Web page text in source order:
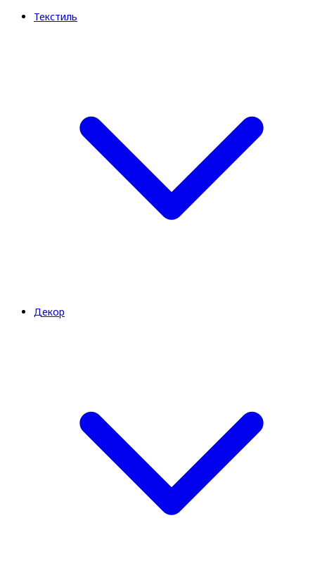
Текстиль
Декор